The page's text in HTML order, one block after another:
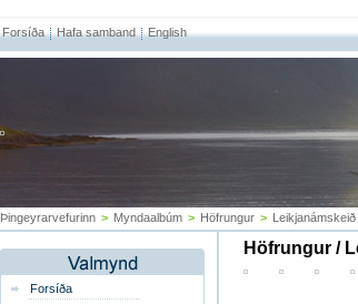
Forsíða Hafa samband English
Þingeyrarvefurinn > Myndaalbúm > Höfrungur >
Forsíða
Höfrungur /